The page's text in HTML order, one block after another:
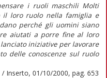
i ruoli maschili Molti
il loro ruolo nella famiglia e
perché gli uomini siano
aiutati a porre fine al loro
iniziative per lavorare
delle conoscenze sul ruolo
Inserto, 01/10/2000, pag. 653